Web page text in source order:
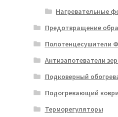
Нагревательные
Предотвращение
Полотенцесушители
Антизапотеватели
Подковерный
Подогревающий
Терморегуляторы